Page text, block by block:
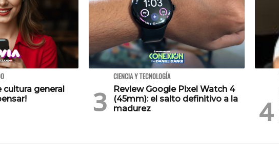
cultura general
CIENCIA Y TECNOLOGÍA
Review Google Pixel Watch 4
(45mm): el salto definitivo a la
madurez